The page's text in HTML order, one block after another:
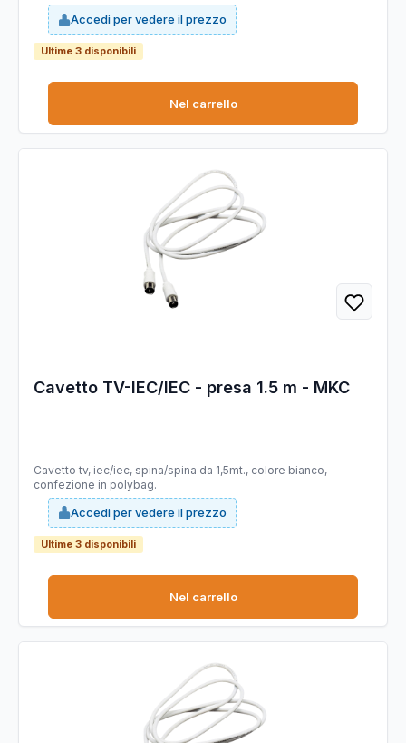
Accedi per vedere il prezzo
Ultime 3 disponibili
Nel carrello
Cavetto TV-IEC/IEC - presa 1.5 m - MKC
Cavetto tv, iec/iec, spina/spina da 1,5mt., colore bianco,
confezione in polybag.
Accedi per vedere il prezzo
Ultime 3 disponibili
Nel carrello